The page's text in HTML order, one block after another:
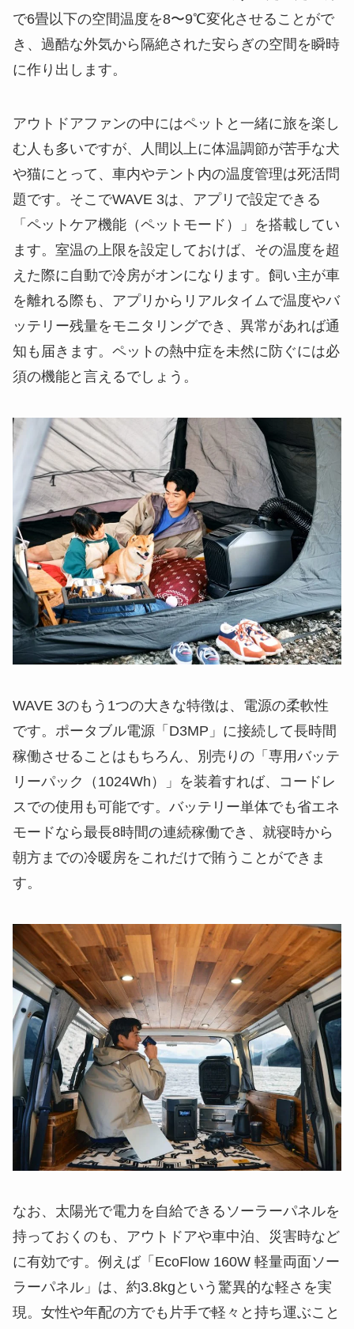
で6畳以下の空間温度を8〜9℃変化させることがで
き、過酷な外気から隔絶された安らぎの空間を瞬時
に作り出します。
アウトドアファンの中にはペットと一緒に旅を楽し
む人も多いですが、人間以上に体温調節が苦手な犬
や猫にとって、車内やテント内の温度管理は死活問
題です。そこでWAVE 3は、アプリで設定できる
「ペットケア機能（ペットモード）」を搭載してい
ます。室温の上限を設定しておけば、その温度を超
えた際に自動で冷房がオンになります。飼い主が車
を離れる際も、アプリからリアルタイムで温度やバ
ッテリー残量をモニタリングでき、異常があれば通
知も届きます。ペットの熱中症を未然に防ぐには必
須の機能と言えるでしょう。
WAVE 3のもう1つの大きな特徴は、電源の柔軟性
です。ポータブル電源「D3MP」に接続して長時間
稼働させることはもちろん、別売りの「専用バッテ
リーパック（1024Wh）」を装着すれば、コードレ
スでの使用も可能です。バッテリー単体でも省エネ
モードなら最長8時間の連続稼働でき、就寝時から
朝方までの冷暖房をこれだけで賄うことができま
す。
なお、太陽光で電力を自給できるソーラーパネルを
持っておくのも、アウトドアや車中泊、災害時など
に有効です。例えば「EcoFlow 160W 軽量両面ソー
ラーパネル」は、約3.8kgという驚異的な軽さを実
現。女性や年配の方でも片手で軽々と持ち運ぶこと